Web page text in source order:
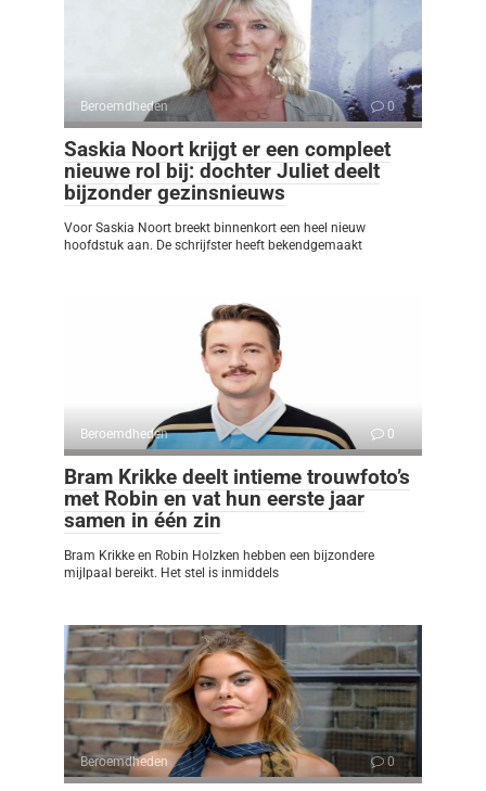
Beroemdheden 0
Saskia Noort krijgt er een compleet
nieuwe rol bij: dochter Juliet deelt
bijzonder gezinsnieuws
Voor Saskia Noort breekt binnenkort een heel nieuw
hoofdstuk aan. De schrijfster heeft bekendgemaakt
Beroemdheden 0
Bram Krikke deelt intieme trouwfoto’s
met Robin en vat hun eerste jaar
samen in één zin
Bram Krikke en Robin Holzken hebben een bijzondere
mijlpaal bereikt. Het stel is inmiddels
Beroemdheden 0